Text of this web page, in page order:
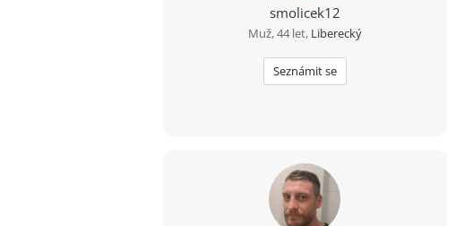
smolicek12
Muž, 44 let, Liberecký
Seznámit se